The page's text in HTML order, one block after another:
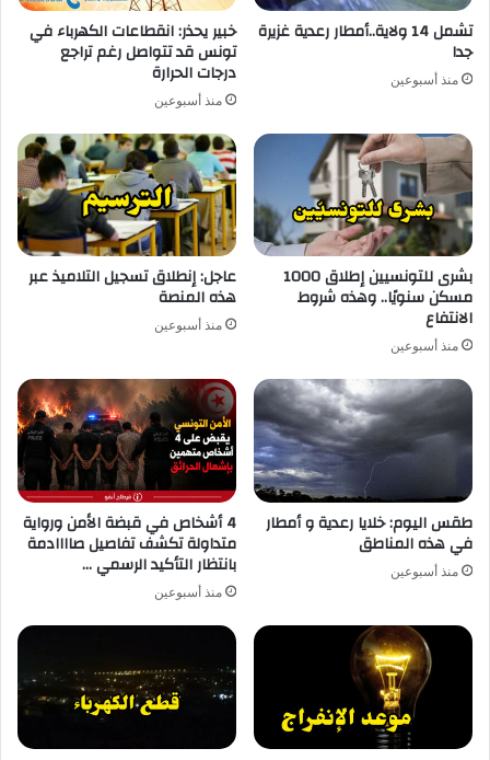
تشمل 14 ولاية..أمطار رعدية غزيرة
جدا
منذ أسبوعين
خبير يحذر: انقطاعات الكهرباء في
تونس قد تتواصل رغم تراجع
درجات الحرارة
منذ أسبوعين
بشرى للتونسيين إطلاق 1000
مسكن سنويًا.. وهذه شروط
الانتفاع
منذ أسبوعين
عاجل: إنطلاق تسجيل التلاميذ عبر
هذه المنصة
منذ أسبوعين
طقس اليوم: خلايا رعدية و أمطار
في هذه المناطق
منذ أسبوعين
4 أشخاص في قبضة الأمن ورواية
متداولة تكشف تفاصيل صاااادمة
بانتظار التأكيد الرسمي …
منذ أسبوعين